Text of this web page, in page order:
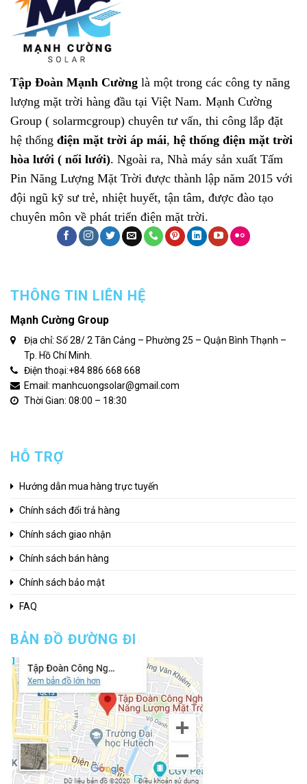
Tập Đoàn Mạnh Cường là một trong các công ty năng
lượng mặt trời hàng đầu tại Việt Nam. Mạnh Cường
Group ( solarmcgroup) chuyên tư vấn, thi công lắp đặt
hệ thống điện mặt trời áp mái, hệ thống điện mặt trời
hòa lưới ( nối lưới). Ngoài ra, Nhà máy sản xuất Tấm
Pin Năng Lượng Mặt Trời được thành lập năm 2015 với
đội ngũ kỹ sư trẻ, nhiệt huyết, tận tâm, được đào tạo
chuyên môn về phát triển điện mặt trời.
THÔNG TIN LIÊN HỆ
Mạnh Cường Group
Địa chỉ: Số 28/ 2 Tân Cảng – Phường 25 – Quận Bình Thạnh –
Tp. Hồ Chí Minh.
Điện thoại:+84 886 668 668
Email: manhcuongsolar@gmail.com
Thời Gian: 08:00 – 18:30
HỖ TRỢ
Hướng dẫn mua hàng trực tuyến
Chính sách đổi trả hàng
Chính sách giao nhận
Chính sách bán hàng
Chính sách bảo mật
FAQ
BẢN ĐỒ ĐƯỜNG ĐI